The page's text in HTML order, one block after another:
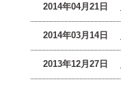
2014年04月21日
2014年03月14日
2013年12月27日